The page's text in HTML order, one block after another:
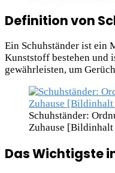
Definition von
Ein Schuhständer ist ein
Kunststoff bestehen und
gewährleisten, um
Schuhständer:
Zuhause
Das Wichtigste